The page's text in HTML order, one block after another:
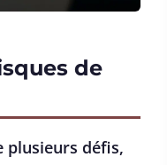
de
plusieurs défis,